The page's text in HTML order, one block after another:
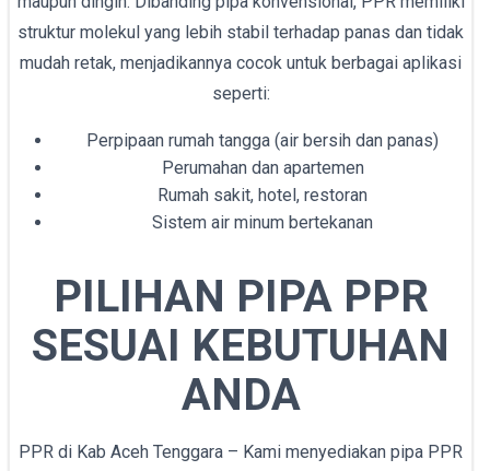
struktur molekul yang lebih stabil terhadap panas dan tidak
mudah retak, menjadikannya cocok untuk berbagai aplikasi
seperti:
Perpipaan rumah tangga (air bersih dan panas)
Perumahan dan apartemen
Rumah sakit, hotel, restoran
Sistem air minum bertekanan
PILIHAN PIPA PPR
SESUAI KEBUTUHAN
ANDA
PPR di Kab Aceh Tenggara – Kami menyediakan pipa PPR